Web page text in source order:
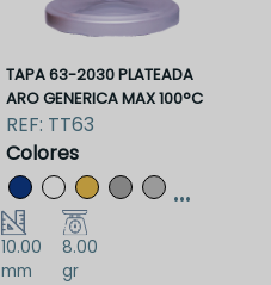
TAPA 63-2030 PLATEADA
ARO GENERICA MAX 100°C
REF: TT63
Colores
...
10.00
mm
8.00
gr